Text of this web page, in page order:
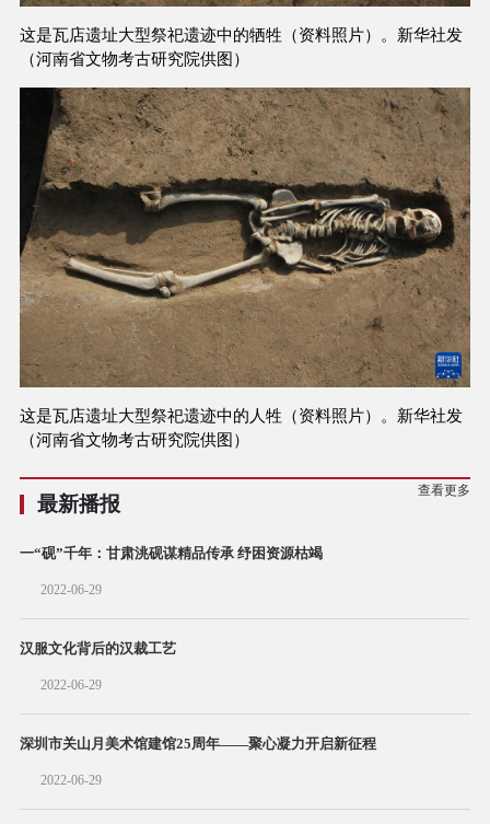
这是瓦店遗址大型祭祀遗迹中的牺牲（资料照片）。新华社发
（河南省文物考古研究院供图）
这是瓦店遗址大型祭祀遗迹中的人牲（资料照片）。新华社发
（河南省文物考古研究院供图）
最新播报
查看更多
一“砚”千年：甘肃洮砚谋精品传承 纾困资源枯竭
2022-06-29
汉服文化背后的汉裁工艺
2022-06-29
深圳市关山月美术馆建馆25周年——聚心凝力开启新征程
2022-06-29